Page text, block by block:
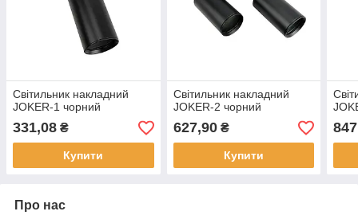
Світильник накладний
JOKER-1 чорний
331,08 ₴
Купити
Світильник накладний
JOKER-2 чорний
627,90₴
Купити
Про нас